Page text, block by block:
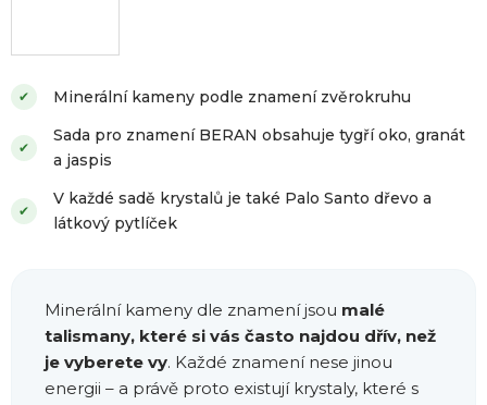
✔ Minerální kameny podle znamení zvěrokruhu
✔
Sada pro znamení BERAN obsahuje tygří oko, granát
a jaspis
✔
V každé sadě krystalů je také Palo Santo dřevo a
látkový pytlíček
Minerální kameny dle znamení jsou malé
talismany, které si vás často najdou dřív, než
je vyberete vy. Každé znamení nese jinou
energii – a právě proto existují krystaly, které s